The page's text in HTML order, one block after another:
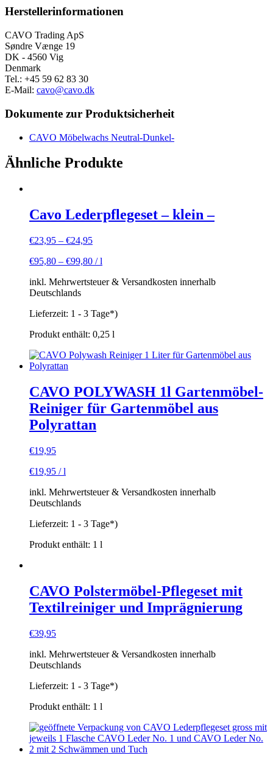
Herstellerinformationen
CAVO Trading ApS
Søndre Vænge 19
DK - 4560 Vig
Denmark
Tel.: +45 59 62 83 30
E-Mail: cavo@cavo.dk
Dokumente zur Produktsicherheit
CAVO Möbelwachs Neutral-Dunkel-
Ähnliche Produkte
Cavo Lederpflegeset – klein –
€23,95 – €24,95
€95,80 – €99,80 /l
inkl. Mehrwertsteuer & Versandkosten innerhalb
Deutschlands
Lieferzeit: 1 - 3 Tage*)
Produkt enthält: 0,25 l
CAVO POLYWASH 1l Gartenmöbel-
Reiniger für Gartenmöbel aus
Polyrattan
€19,95
€19,95 /l
inkl. Mehrwertsteuer & Versandkosten innerhalb
Deutschlands
Lieferzeit: 1 - 3 Tage*)
Produkt enthält: 1 l
CAVO Polstermöbel-Pflegeset mit
Textilreiniger und Imprägnierung
€39,95
inkl. Mehrwertsteuer & Versandkosten innerhalb
Deutschlands
Lieferzeit: 1 - 3 Tage*)
Produkt enthält: 1 l